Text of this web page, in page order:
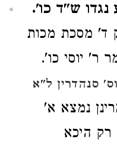
ש"ד כו'.
ד' מסכת מכות
ר' יוסי כו'.
סנהדרין ל"א
נמצא א'
היכא